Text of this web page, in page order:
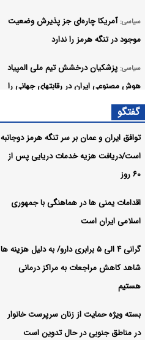
سیاسی: آمریکا چاره‌ای جز پذیرش وضعیت
موجود در تنگه هرمز را ندارد
سیاسی: پزشکیان درخشش تیم ملی المپیاد
هوش مصنوعی ایران در رقابتهای جهانی را
تبریک گفت
سیاسی:
دولت چهاردهم تعهد خود را تنها
محدود به تبریک نمی‌کند
سیاسی:
عرصه نبرد روایت ها، حقیقت ها و اراده ها
است
سیاسی: اداره کشور باید بر مبنای شایسته
سالاری، ماموریت محوری و ارزیابی عملکرد
باشد
سیاسی:
مرکز پژوهش‌های مجلس برای
حمایت از حقوق خبرنگاران چه راهکاری
گفتگو
توافق ایران و عمان بر سر تنگه هرمز دوجانبه
است/دریافت هزیه خدمات دریایی پس از
۶۰ روز
اقدامات یمنی ها در هماهنگی با جمهوری
اسلامی ایران است
گرانی ۴ الی ۵ برابری دارو/ به دلیل هزینه ها
شاهد کاهش مراجعات به مراکز درمانی
هستیم
بسته ویژه حمایت از زنان سرپرست خانوار
در مناطق جنوبی در حال تدوین است